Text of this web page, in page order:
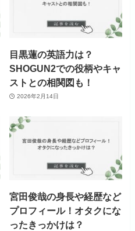
目黒蓮の英語力は？
SHOGUN2での役柄やキャ
ストとの相関図も！
2026年2月14日
宮田俊哉の身長や経歴など
プロフィール！オタクにな
ったきっかけは？